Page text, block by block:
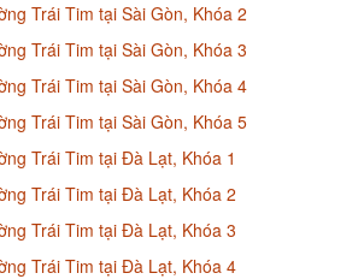
Trái Tim tại Sài Gòn, Khóa 2
Trái Tim tại Sài Gòn, Khóa 3
Trái Tim tại Sài Gòn, Khóa 4
Trái Tim tại Sài Gòn, Khóa 5
Trái Tim tại Đà Lạt, Khóa 1
Trái Tim tại Đà Lạt, Khóa 2
Trái Tim tại Đà Lạt, Khóa 3
Trái Tim tại Đà Lạt, Khóa 4